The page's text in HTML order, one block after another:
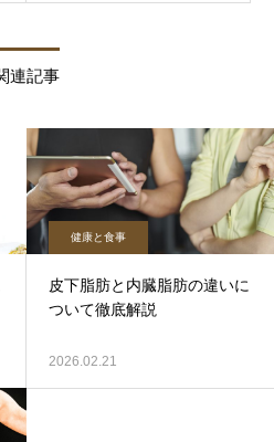
連記事
健康と食事
皮下脂肪と内臓脂肪の違いに
ついて徹底解説
2026.02.21